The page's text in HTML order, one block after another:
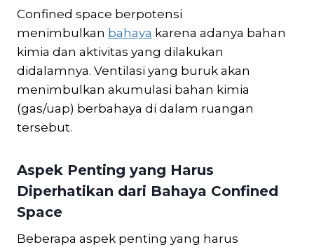
Confined space berpotensi
menimbulkan bahaya karena adanya bahan
kimia dan aktivitas yang dilakukan
didalamnya. Ventilasi yang buruk akan
menimbulkan akumulasi bahan kimia
(gas/uap) berbahaya di dalam ruangan
tersebut.
Aspek Penting yang Harus
Diperhatikan dari Bahaya Confined
Space
Beberapa aspek penting yang harus